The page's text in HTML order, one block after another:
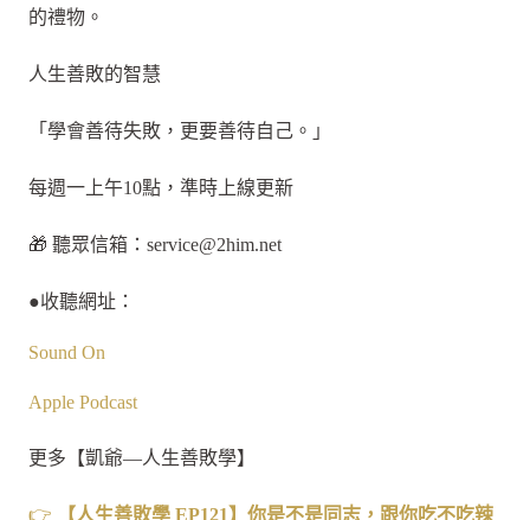
的禮物。
人生善敗的智慧
「學會善待失敗，更要善待自己。」
每週一上午10點，準時上線更新
🎁 聽眾信箱： service@2him.net
●收聽網址：
Sound On
Apple Podcast
更多【凱爺—人生善敗學】
👉 【人生善敗學 EP121 】你是不是同志，跟你吃不吃辣